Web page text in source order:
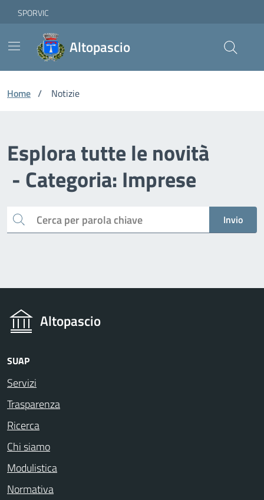
Skip to Main Content
Vai ai contenuti
Vai al footer
SPORVIC
Altopascio
Home / Notizie
Esplora tutte le novità
- Categoria: Imprese
Cerca Invio
Altopascio
SUAP
Servizi
Trasparenza
Ricerca
Chi siamo
Modulistica
Normativa